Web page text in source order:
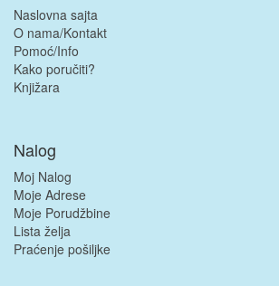
Naslovna sajta
O nama/Kontakt
Pomoć/Info
Kako poručiti?
Knjižara
Nalog
Moj Nalog
Moje Adrese
Moje Porudžbine
Lista želja
Praćenje pošiljke